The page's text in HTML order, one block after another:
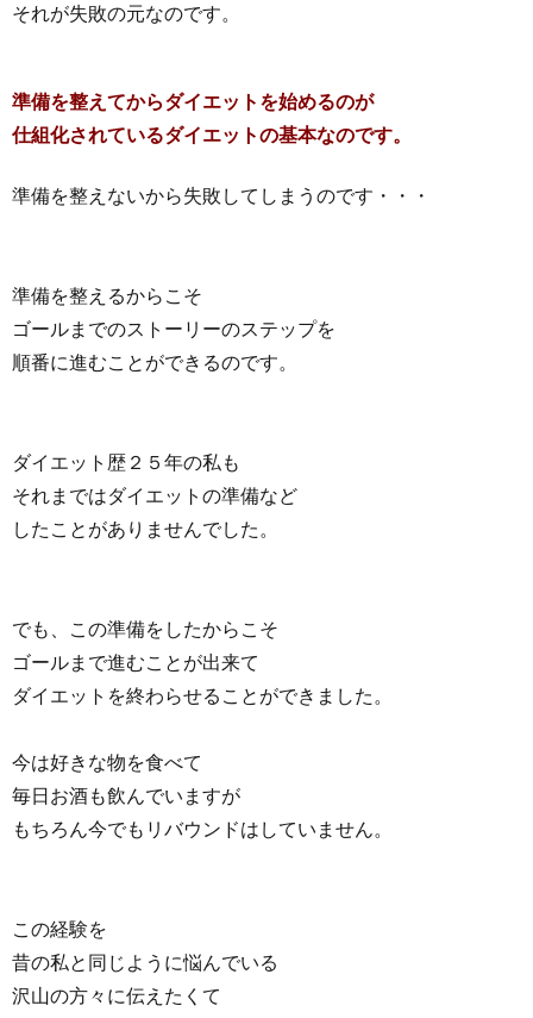
それが失敗の元なのです。
準備を整えてからダイエットを始めるのが
仕組化されているダイエットの基本なのです。
準備を整えないから失敗してしまうのです・・・
準備を整えるからこそ
ゴールまでのストーリーのステップを
順番に進むことができるのです。
ダイエット歴２５年の私も
それまではダイエットの準備など
したことがありませんでした。
でも、この準備をしたからこそ
ゴールまで進むことが出来て
ダイエットを終わらせることができました。
今は好きな物を食べて
毎日お酒も飲んでいますが
もちろん今でもリバウンドはしていません。
この経験を
昔の私と同じように悩んでいる
沢山の方々に伝えたくて